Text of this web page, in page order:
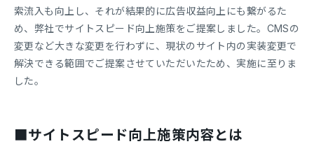
索流入も向上し、それが結果的に広告収益向上にも繋がるた
め、弊社でサイトスピード向上施策をご提案しました。CMSの
変更など大きな変更を行わずに、現状のサイト内の実装変更で
解決できる範囲でご提案させていただいたため、実施に至りま
した。
■サイトスピード向上施策内容とは